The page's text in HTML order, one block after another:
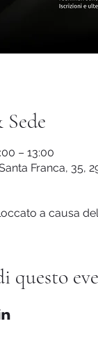
– 13:00
Franca, 35,
a causa
questo